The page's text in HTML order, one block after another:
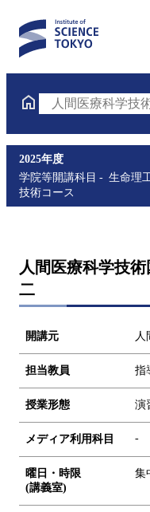
人間医療科学技
2025年度
学院等開講科目
生命理
技術コース
人間医療科学技
二
開講元 人
担当教員 指
授業形態 演
メディア利用科目 -
曜日・時限
(講義室)
集